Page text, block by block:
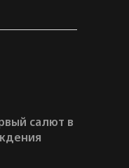
салют в